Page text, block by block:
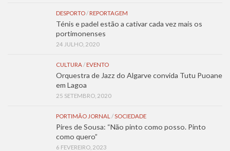
DESPORTO/ REPORTAGEM
Ténis e padel estão a cativar cada vez mais os
portimonenses
24 JULHO, 2020
CULTURA/ EVENTO
Orquestra de Jazz do Algarve convida Tutu Puoane
em Lagoa
25 SETEMBRO, 2020
PORTIMÃO JORNAL /SOCIEDADE
Pires de Sousa: “Não pinto como posso. Pinto
como quero”
6 FEVEREIRO, 2023